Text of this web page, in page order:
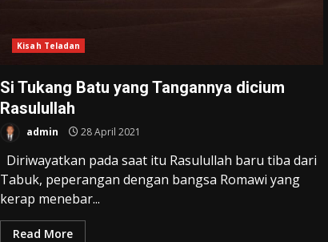
Kisah Teladan
Si Tukang Batu yang Tangannya dicium
Rasulullah
admin 28 April 2021
Diriwayatkan pada saat itu Rasulullah baru tiba dari
Tabuk, peperangan dengan bangsa Romawi yang
kerap menebar...
Read More